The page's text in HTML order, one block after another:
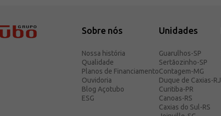
Sobre nós
Nossa história
Qualidade
Planos de Financiamento
Ouvidoria
Blog Açotubo
ESG
Unidades
Guarulhos-SP
Sertãozinho-SP
Contagem-MG
Duque de Caxias-RJ
Curitiba-PR
Canoas-RS
Caxias do Sul-RS